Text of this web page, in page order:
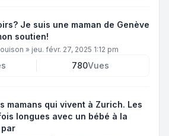
Je suis une maman de Genève
soutien!
» jeu. févr. 27, 2025 1:12 pm
780Vues
mamans qui vivent à Zurich. Les
longues avec un bébé à la